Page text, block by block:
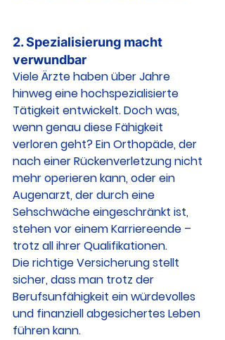
2. Spezialisierung macht
verwundbar
Viele Ärzte haben über Jahre
hinweg eine hochspezialisierte
Tätigkeit entwickelt. Doch was,
wenn genau diese Fähigkeit
verloren geht? Ein Orthopäde, der
nach einer Rückenverletzung nicht
mehr operieren kann, oder ein
Augenarzt, der durch eine
Sehschwäche eingeschränkt ist,
stehen vor einem Karriereende –
trotz all ihrer Qualifikationen.
Die richtige Versicherung stellt
sicher, dass man trotz der
Berufsunfähigkeit ein würdevolles
und finanziell abgesichertes Leben
führen kann.